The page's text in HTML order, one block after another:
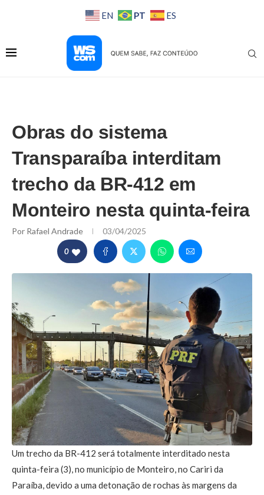
EN PT ES
Obras do sistema
Transparaíba interditam
trecho da BR-412 em
Monteiro nesta quinta-feira
Por Rafael Andrade 03/04/2025
0
Um trecho da BR-412 será totalmente interditado nesta
quinta-feira (3), no município de Monteiro, no Cariri da
Paraíba, devido a uma detonação de rochas às margens da